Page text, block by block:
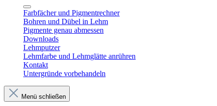
Farbfächer und Pigmentrechner
Bohren und Dübel in Lehm​
Pigmente genau abmessen
Downloads
Lehmputzer
Lehmfarbe und Lehmglätte anrühren
Kontakt
Untergründe vorbehandeln
Menü schließen